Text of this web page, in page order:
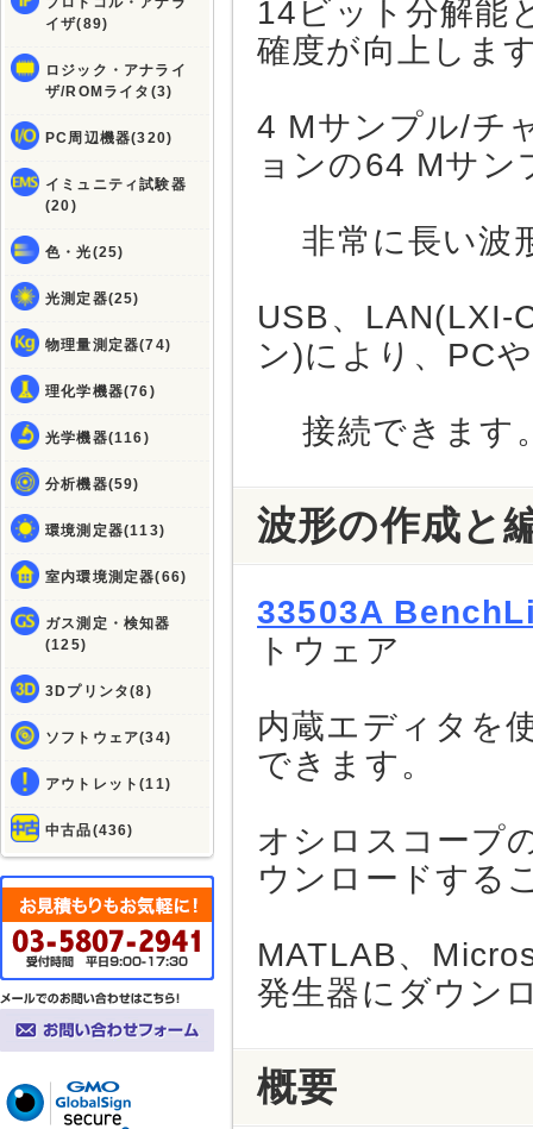
イザ(89)
ロジック・アナライ
ザ/ROMライタ(3)
PC周辺機器(320)
イミュニティ試験器
(20)
色・光(25)
光測定器(25)
物理量測定器(74)
理化学機器(76)
光学機器(116)
分析機器(59)
環境測定器(113)
室内環境測定器(66)
ガス測定・検知器
(125)
3Dプリンタ(8)
ソフトウェア(34)
アウトレット(11)
中古品(436)
14ビット分解能
確度が向上しま
4 Mサンプル/チ
ョンの64 Mサ
非常に長い波
USB、LAN(LXI-
ン)により、PC
接続できます
波形の作成と
33503A
トウェア
内蔵エディタを
できます。
オシロスコープ
ウンロードする
MATLAB、
発生器にダウン
概要